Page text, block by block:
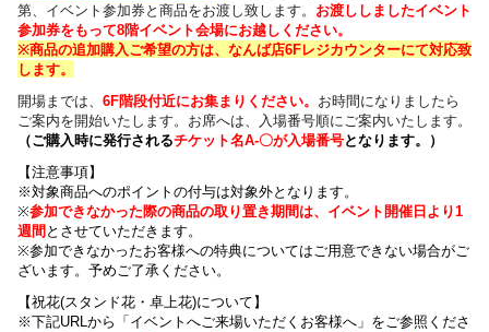
第、イベント参加券と商品をお渡し致します。 お渡ししましたイベント
参加券をもって8階イベント会場にお越しください。
※商品の追加購入ご希望の方は、 なんば店6Fレジカウンターにて対応致
します。
開場までは、 6F階段付近にお集まりください。 お時間になりましたら
ご案内を開始いたします。お席へは、入場番号順にご案内いたします。
（ご購入時に発行されるチケット名A-〇が入場番号となります。）
【注意事項】
※対象商品へのポイントの付与は対象外となります。
※参加できなかった際の商品の取り置き期間は、イベント開催日より1
週間 とさせていただきます。
※参加できなかったお客様への特典についてはご用意できない場合がご
ざいます。 予めご了承ください。
【祝花(スタンド花・卓上花)について】
※下記URLから「イベントへご来場いただくお客様へ」をご参照くださ